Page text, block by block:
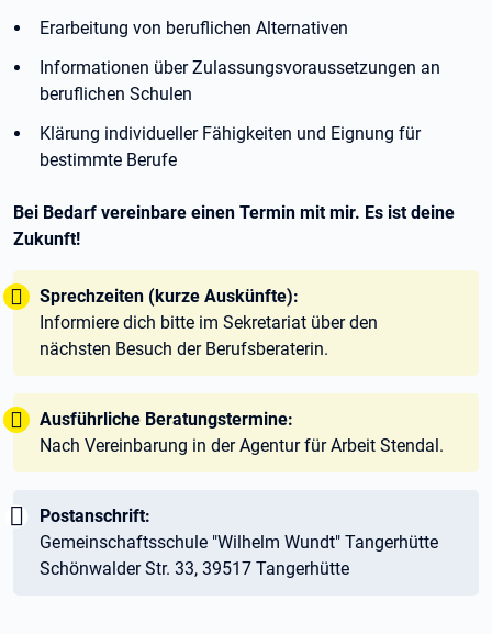
Erarbeitung von beruflichen Alternativen
Informationen über Zulassungsvoraussetzungen an
beruflichen Schulen
Klärung individueller Fähigkeiten und Eignung für
bestimmte Berufe
Bei Bedarf vereinbare einen Termin mit mir. Es ist deine
Zukunft!
Tipp:
Sprechzeiten (kurze Auskünfte):
Informiere dich bitte im Sekretariat über den
nächsten Besuch der Berufsberaterin.
Tipp:
Ausführliche Beratungstermine:
Nach Vereinbarung in der Agentur für Arbeit Stendal.
Wichtig:
Postanschrift:
Gemeinschaftsschule "Wilhelm Wundt" Tangerhütte
Schönwalder Str. 33, 39517 Tangerhütte